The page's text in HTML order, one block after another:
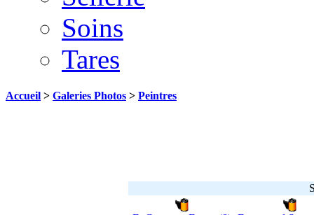
Soins
Tares
Accueil > Galeries Photos > Peintres